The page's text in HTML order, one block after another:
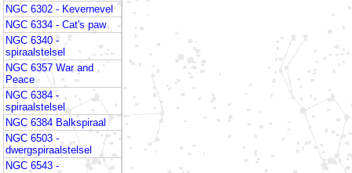
NGC 6302 - Kevernevel
NGC 6334 - Cat's paw
NGC 6340 -
spiraalstelsel
NGC 6357 War and
Peace
NGC 6384 -
spiraalstelsel
NGC 6384 Balkspiraal
NGC 6503 -
dwergspiraalstelsel
NGC 6543 -